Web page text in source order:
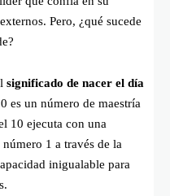
Pero, ¿qué sucede
significado de nacer el día
es un número de maestría
10 ejecuta con una
1 a través de la
inigualable para